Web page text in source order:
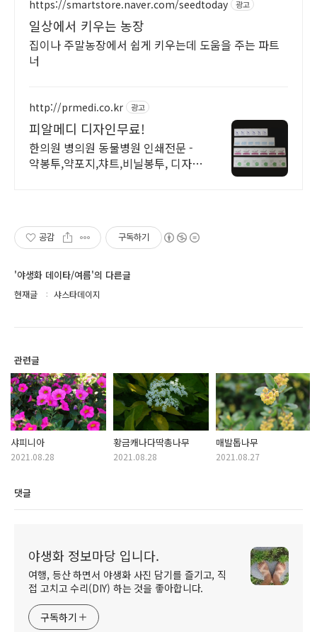
https://smartstore.naver.com/seedtoday 광고
일상에서 키우는 농장
집이나 주말농장에서 쉽게 키우는데 도움을 주는 파트
너
http://prmedi.co.kr 광고
피알메디 디자인무료!
한의원 병의원 동물병원 인쇄전문 -
약봉투,약포지,챠트,비닐봉투, 디자인
공감 구독하기
'야생화 데이타/여름'의 다른글
현재글 샤스타데이지
관련글
샤피니아
2021.08.28
황금캐나다딱총나무
2021.08.28
매발톱나무
2021.08.27
댓글
야생화 정보마당 입니다.
여행, 등산 하면서 야생화 사진 담기를 즐기고, 직
접 고치고 수리(DIY) 하는 것을 좋아합니다.
구독하기